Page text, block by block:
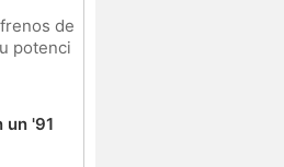
de
potenci
un '91